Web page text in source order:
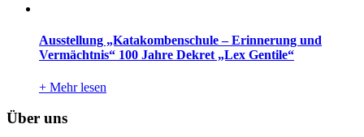
Ausstellung „Katakombenschule – Erinnerung und
Vermächtnis“ 100 Jahre Dekret „Lex Gentile“
+ Mehr lesen
Über uns